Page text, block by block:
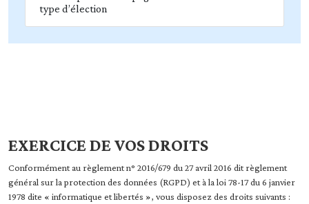
type d’élection
EXERCICE DE VOS DROITS
Conformément au règlement n° 2016/679 du 27 avril 2016 dit règlement
général sur la protection des données (RGPD) et à la loi 78-17 du 6 janvier
1978 dite « informatique et libertés », vous disposez des droits suivants :